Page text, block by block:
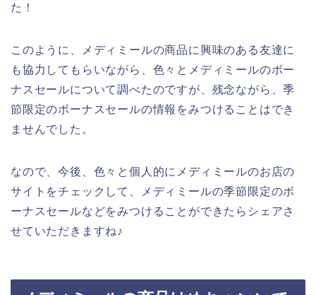
た！
このように、メディミールの商品に興味のある友達に
も協力してもらいながら、色々とメディミールのボー
ナスセールについて調べたのですが、残念ながら、季
節限定のボーナスセールの情報をみつけることはでき
ませんでした。
なので、今後、色々と個人的にメディミールのお店の
サイトをチェックして、メディミールの季節限定のボ
ーナスセールなどをみつけることができたらシェアさ
せていただきますね♪